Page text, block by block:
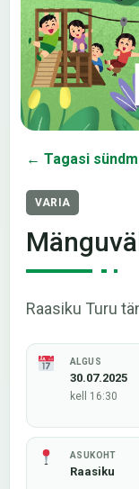
← Tagasi
VARIA
Raasiku Turu
ALGUS
30.07.2025
kell 16:30
ASUKOHT
Raasiku